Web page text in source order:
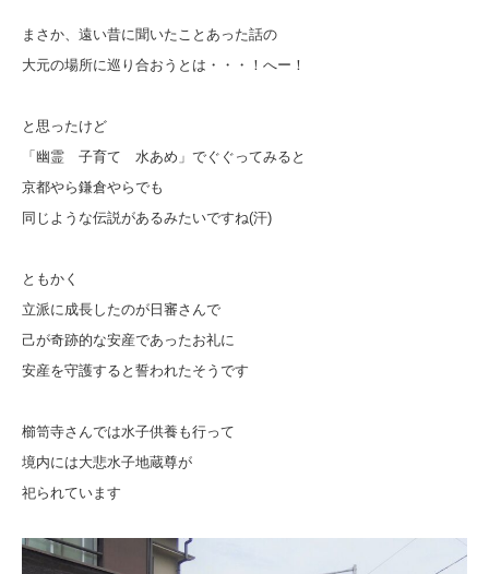
まさか、遠い昔に聞いたことあった話の
大元の場所に巡り合おうとは・・・！へー！
と思ったけど
「幽霊 子育て 水あめ」でぐぐってみると
京都やら鎌倉やらでも
同じような伝説があるみたいですね(汗)
ともかく
立派に成長したのが日審さんで
己が奇跡的な安産であったお礼に
安産を守護すると誓われたそうです
櫛笥寺さんでは水子供養も行って
境内には大悲水子地蔵尊が
祀られています